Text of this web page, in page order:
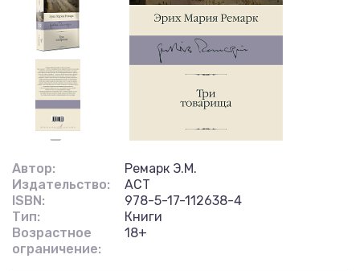
Автор:
Ремарк Э.М.
Издательство:
АСТ
ISBN:
978-5-17-112638-4
Тип:
Книги
Возрастное
ограничение:
18+